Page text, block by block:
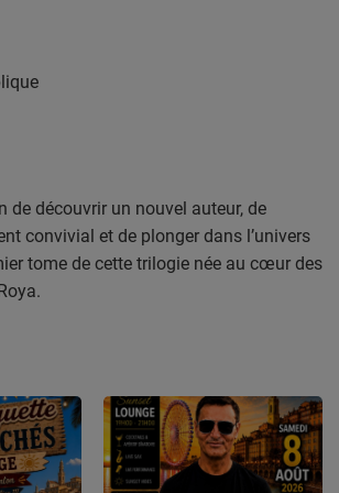
de découvrir un nouvel auteur, de
convivial et de plonger dans l’univers
tome de cette trilogie née au cœur des